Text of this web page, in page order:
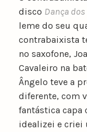
disco Dança
leme do seu
contrabaixista
no saxofone,
Cavaleiro na
Ângelo teve a
diferente, com
fantástica capa
idealizei e